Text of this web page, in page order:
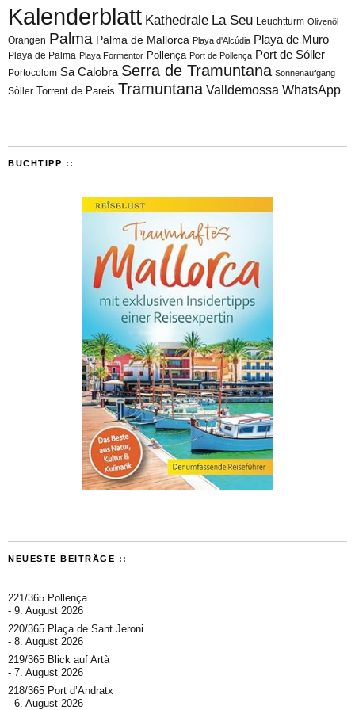
Kalenderblatt Kathedrale La Seu Leuchtturm Olivenöl
Orangen Palma Palma de Mallorca Playa d'Alcúdia Playa de Muro
Playa de Palma Playa Formentor Pollença Port de Pollença Port de Sóller
Portocolom Sa Calobra Serra de Tramuntana Sonnenaufgang
Sòller Torrent de Pareis Tramuntana Valldemossa WhatsApp
BUCHTIPP ::
NEUESTE BEITRÄGE ::
221/365 Pollença
9. August 2026
220/365 Plaça de Sant Jeroni
8. August 2026
219/365 Blick auf Artà
7. August 2026
218/365 Port d’Andratx
6. August 2026